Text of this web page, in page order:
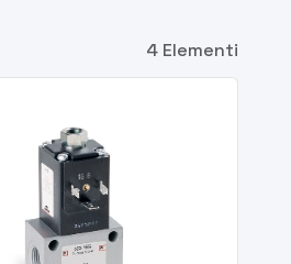
4 Elementi